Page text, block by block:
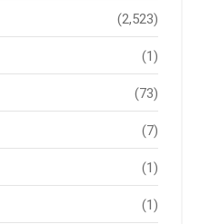
(2,523)
(1)
(73)
(7)
(1)
(1)